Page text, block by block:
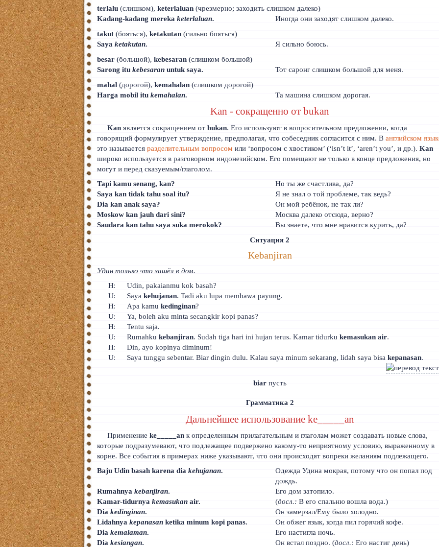
terlalu (слишком),keterlaluan (чрезмерно; заходить слишком далеко)
Kadang-kadang merekaketerlaluan.
Иногда они заходят слишком далеко.
takut (бояться),ketakutan (сильно бояться)
Sayaketakutan.
Я сильно боюсь.
besar (большой),kebesaran (слишком большой)
Sarong itukebesaran untuk saya.
Тот саронг слишком большой для меня.
mahal (дорогой),kemahalan (слишком дорогой)
Harga mobil itukemahalan. Та машина слишком дорогая.
Kan - сокращенно от bukan
Kan является сокращением отbukan. Его используют в вопросительном предложении, когда
говорящий формулирует утверждение, предполагая, что собеседник согласится с ним. Ванглийском
это называетсяразделительным вопросом или ‘вопросом с хвостиком’ (‘isn’t it’, ‘aren’t you’, и др.).Kan
широко используется в разговорном индонезийском. Его помещают не только в конце предложения, но
могут и перед сказуемым/глаголом.
Tapi kamu senang, kan?
Но ты же счастлива, да?
Saya kan tidak tahu soal itu?
Я не знал о той проблеме, так ведь?
Dia kan anak saya?
Он мой ребёнок, не так ли?
Moskow kan jauh dari sini?
Москва далеко отсюда, верно?
Saudara kan tahu saya suka merokok?
Вы знаете, что мне нравится курить, да?
Ситуация 2
Kebanjiran
Удин только что зашёл в дом.
H:
Udin, pakaianmu kok basah?
U:
Saya kehujanan. Tadi aku lupa membawa payung.
H:
Apa kamu kedinginan?
U:
Ya, boleh aku minta secangkir kopi panas?
H:
Tentu saja.
U:
Rumahku kebanjiran. Sudah tiga hari ini hujan terus. Kamar tidurku kemasukan air.
H:
Din, ayo kopinya diminum!
U:
Saya tunggu sebentar. Biar dingin dulu. Kalau saya minum sekarang, lidah saya bisa kepanasan.
biarпусть
Грамматика 2
Дальнейшее использование ke_____an
Применениеke_____an к определенным прилагательным и глаголам может создавать новые слова,
которые подразумевают, что подлежащее подвержено какому-то неприятному условию, выраженному в
корне. Все события в примерах ниже указывают, что они происходят вопреки желаниям подлежащего.
Baju Udin basah karena diakehujanan.
Одежда Удина мокрая, потому что он попал под
дождь.
Rumahnyakebanjiran.
Его дом затопило.
Kamar-tidurnyakemasukan air. (досл.: В его спальню вошла вода.)
Diakedinginan.
Он замерзал/Ему было холодно.
Lidahnyakepanasan ketika minum kopi panas.
Он обжег язык, когда пил горячий кофе.
Diakemalaman.
Его настигла ночь.
Diakesiangan. Он встал поздно. (досл.: Его настиг день)